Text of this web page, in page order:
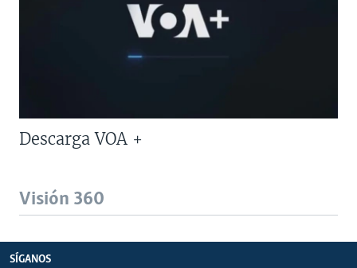
Descarga VOA +
Visión 360
SÍGANOS